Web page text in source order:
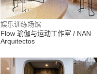
娱乐训练场馆
Flow 瑜伽与运动工作室 / NAN
Arquitectos